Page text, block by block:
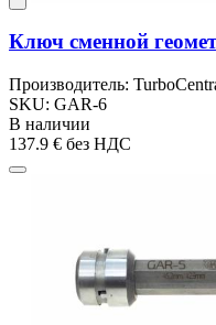
Ключ сменной
Производитель:
SKU: GAR-6
В наличии
137.9 € без НДС